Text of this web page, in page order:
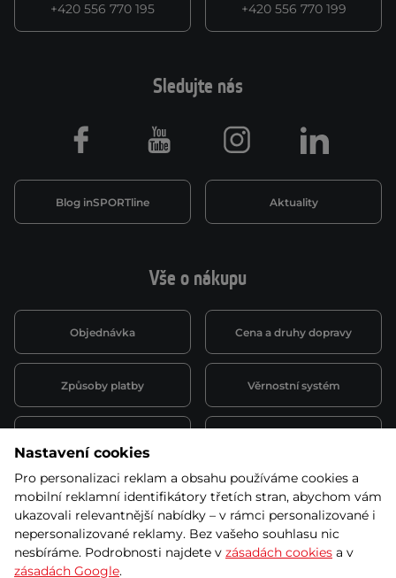
+420 556 770 195 +420 556 770 199
Vše o nákupu
Objednávka Cena a druhy dopravy
Způsoby platby Věrnostní systém
Půjčovna
obchodní podmínky
Kariéra
Sledujte nás
Blog inSPORTline Aktuality
Facebook Youtube Instagram LinkedIn
Nastavení cookies
Pro personalizaci reklam a obsahu používáme cookies a
mobilní reklamní identifikátory třetích stran, abychom vám
ukazovali relevantnější nabídky – v rámci personalizované i
nepersonalizované reklamy. Bez vašeho souhlasu nic
nesbíráme. Podrobnosti najdete v zásadách cookies a v
zásadách Google.